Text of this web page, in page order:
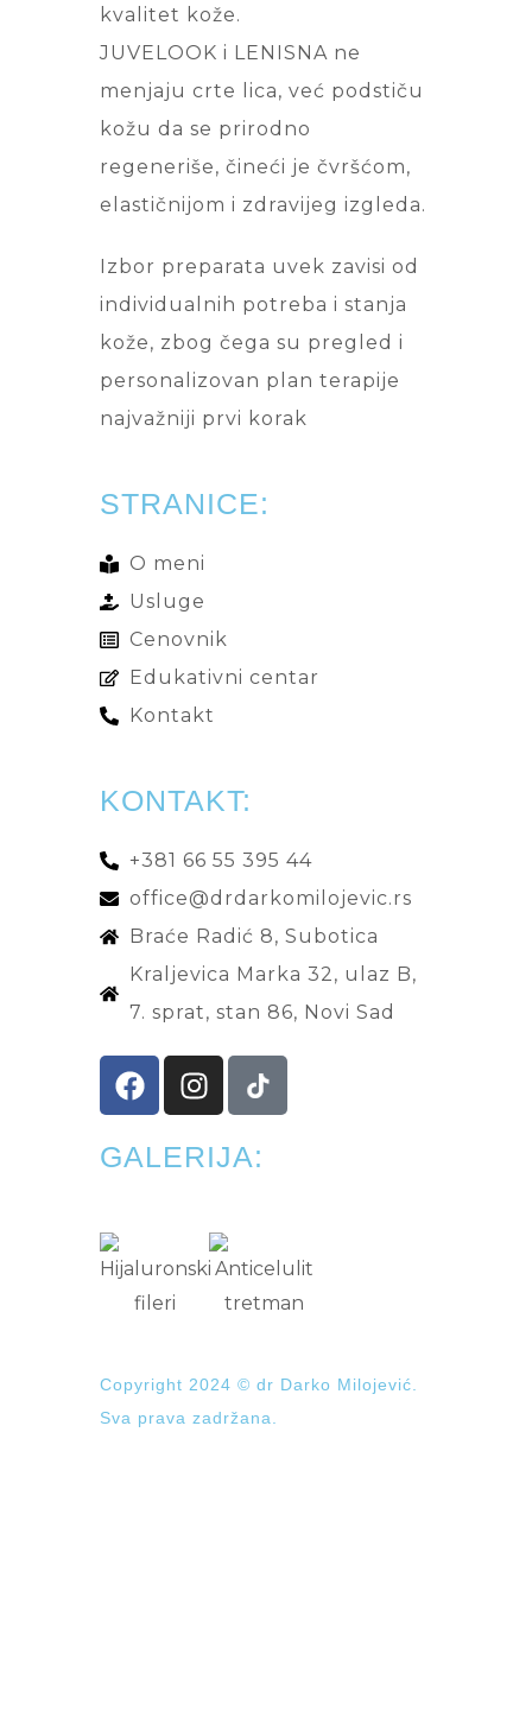
kvalitet kože.
JUVELOOK i LENISNA ne
menjaju crte lica, već podstiču
kožu da se prirodno
regeneriše, čineći je čvršćom,
elastičnijom i zdravijeg izgleda.
Izbor preparata uvek zavisi od
individualnih potreba i stanja
kože, zbog čega su pregled i
personalizovan plan terapije
najvažniji prvi korak
STRANICE:
O meni
Usluge
Cenovnik
Edukativni centar
Kontakt
KONTAKT:
+381 66 55 395 44
office@drdarkomilojevic.rs
Braće Radić 8, Subotica
Kraljevica Marka 32, ulaz B,
7. sprat, stan 86, Novi Sad
GALERIJA:
Copyright 2024 © dr Darko Milojević.
Sva prava zadržana.